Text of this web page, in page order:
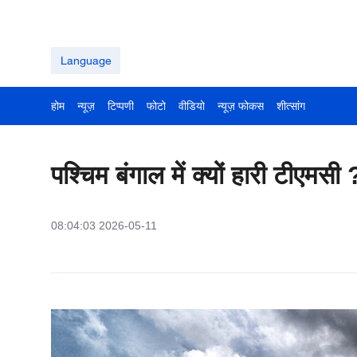
Language
होम न्यूज़ टिप्पणी फोटो वीडियो न्यूज़ फोकस शीत्सांग
पश्चिम बंगाल में क्यों हारी टीएमसी
08:04:03 2026-05-11